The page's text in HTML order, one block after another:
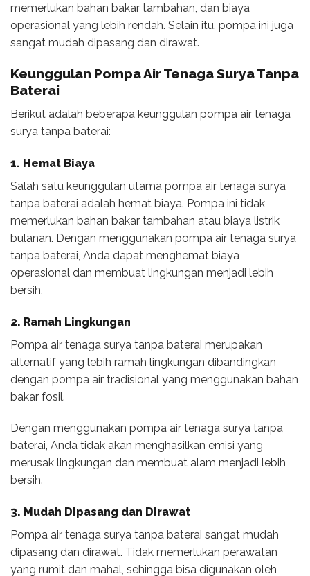
memerlukan bahan bakar tambahan, dan biaya
operasional yang lebih rendah. Selain itu, pompa ini juga
sangat mudah dipasang dan dirawat.
Keunggulan Pompa Air Tenaga Surya Tanpa
Baterai
Berikut adalah beberapa keunggulan pompa air tenaga
surya tanpa baterai:
1. Hemat Biaya
Salah satu keunggulan utama pompa air tenaga surya
tanpa baterai adalah hemat biaya. Pompa ini tidak
memerlukan bahan bakar tambahan atau biaya listrik
bulanan. Dengan menggunakan pompa air tenaga surya
tanpa baterai, Anda dapat menghemat biaya
operasional dan membuat lingkungan menjadi lebih
bersih.
2. Ramah Lingkungan
Pompa air tenaga surya tanpa baterai merupakan
alternatif yang lebih ramah lingkungan dibandingkan
dengan pompa air tradisional yang menggunakan bahan
bakar fosil.
Dengan menggunakan pompa air tenaga surya tanpa
baterai, Anda tidak akan menghasilkan emisi yang
merusak lingkungan dan membuat alam menjadi lebih
bersih.
3. Mudah Dipasang dan Dirawat
Pompa air tenaga surya tanpa baterai sangat mudah
dipasang dan dirawat. Tidak memerlukan perawatan
yang rumit dan mahal, sehingga bisa digunakan oleh